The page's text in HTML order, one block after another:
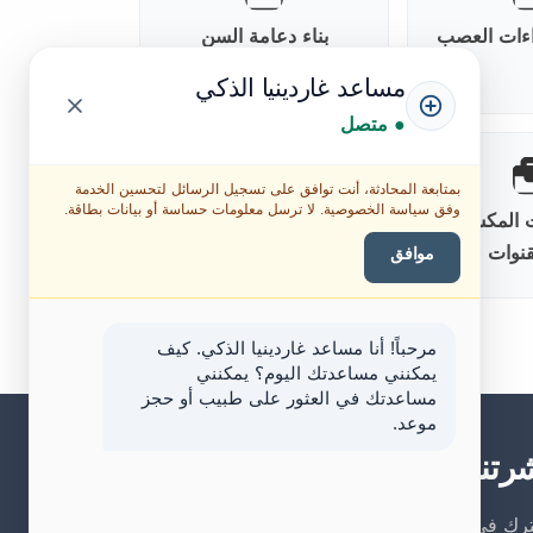
العصب بناء دعامة السن
المكسورة
البريدية
في نشرتنا البريدية ليصلك كل جديد
مساعد غاردينيا الذكي
● متصل
بمتابعة المحادثة، أنت توافق على تسجيل الرسائل لتحسين الخدمة
وفق سياسة الخصوصية. لا ترسل معلومات حساسة أو بيانات بطاقة.
موافق
مرحباً! أنا مساعد غاردينيا الذكي. كيف
يمكنني مساعدتك اليوم؟ يمكنني
مساعدتك في العثور على طبيب أو حجز
موعد.